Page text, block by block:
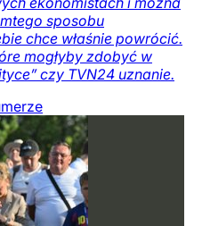
sposobu
chce właśnie powrócić.
mogłyby zdobyć w
czy TVN24 uznanie.